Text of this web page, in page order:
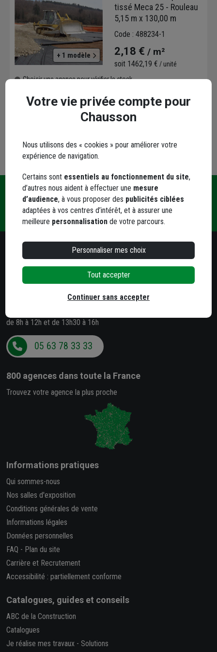
chantiers, de la préparation des sols à la
finition des revêtements. Ces équipements
sont un atout pour la réussite de tous vos
projets d’infrastructures.
+ 1 modèle
tissé Meca 25 - Rouleau
5,15 m x 130,00 m
Code : 488234-1
2,18 € / m²
soit 1462,19 € / unité
Choisir une agence pour vérifier le stock
Livraison disponible selon stock agence
Contact
Livraison
et retrait
Une
question
?
Paiement
Besoin d'un conseil ?
Notre service client est à votre écoute
Du lundi au jeudi
de 8h à 12h et de 13h30 à 17h
de 8h à 12h et de 13h30 à 16h
05 63 78 33 33
800 agences dans toute la France
Trouvez votre agence la plus proche
Informations pratiques
Qui sommes-nous
Nos salles d'exposition
Conditions générales de vente
Informations légales
Données personnelles
FAQ - Plan du site
Carrière et Recrutement
Accessibilité : partiellement conforme
Catalogues, guides et conseils
ABC de la Construction
Catalogues
Je réalise mes travaux - Solutions
Votre vie privée compte pour
Chausson
Nous utilisons des « cookies » pour améliorer votre
expérience de navigation.
Certains sont essentiels au fonctionnement du site,
d’autres nous aident à effectuer une mesure
d’audience, à vous proposer des publicités ciblées
adaptées à vos centres d’intérêt, et à assurer une
meilleure personnalisation de votre parcours.
Personnaliser mes choix
Tout accepter
Continuer sans accepter